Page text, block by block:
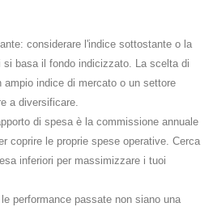
considerare l'indice sottostante o la
basa il fondo indicizzato. La scelta di
ampio indice di mercato o un settore
a diversificare.
di spesa è la commissione annuale
coprire le proprie spese operative. Cerca
inferiori per massimizzare i tuoi
performance passate non siano una